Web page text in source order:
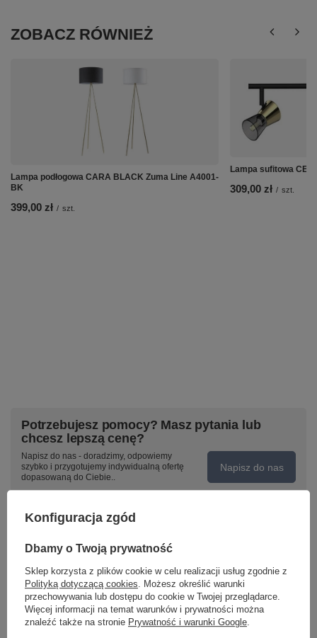
ZOBACZ RÓWNIEŻ
Lampa podłogowa CARA BLACK Zuma Line A4001-
BK
399,00 zł / szt.
Lampa sufitowa
309,00 zł / szt.
Potrzebujesz pomocy? Masz pytania lub
chcesz lepszą cenę?
Napisz do nas - doradzimy, odpowiemy
szybko i przygotujemy indywidualną ofertę
dopasowaną do Ciebie..
Napisz do nas
Napisz swoją opinię
Konfiguracja zgód
Dbamy o Twoją prywatność
Sklep korzysta z plików cookie w celu realizacji usług zgodnie z
Polityką dotyczącą cookies . Możesz określić warunki
przechowywania lub dostępu do cookie w Twojej przeglądarce.
Więcej informacji na temat warunków i prywatności można
znaleźć także na stronie Prywatność i warunki Google